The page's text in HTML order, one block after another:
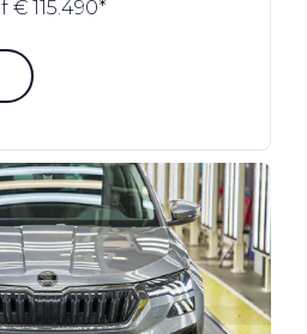
115.490*